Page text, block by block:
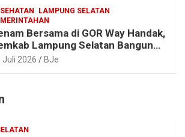
LAMPUNG SELATAN
Bersama di GOR Way Handak,
Lampung Selatan Bangun
Sehat, Solid dan Siap Berikan
Juli 2026 BJe